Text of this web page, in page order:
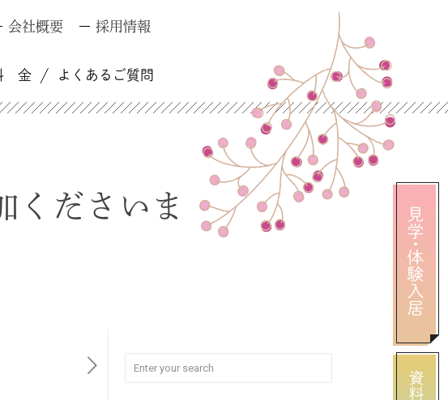
会社概要 採用情報
金 よくあるご質問
くださいま